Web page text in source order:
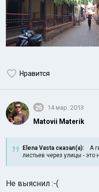
Нравится
25 14 мар. 2013
Matovii Materik
Elena Vasta сказал(а): А
листьев через улицы - это
Не выяснил :-(